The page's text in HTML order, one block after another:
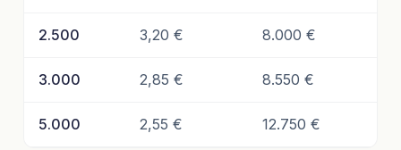
2.500 3,20 € 8.000 €
3.000 2,85 € 8.550 €
5.000 2,55 € 12.750 €